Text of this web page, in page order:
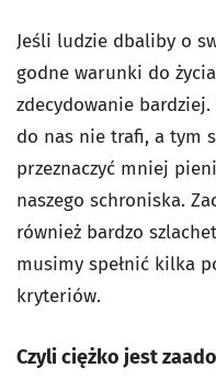
Jeśli ludzie dbaliby o
godne warunki do
zdecydowanie
do nas nie trafi, a tym
przeznaczyć mniej
naszego schroniska.
również bardzo
musimy spełnić kilka
kryteriów.
Czyli ciężko jest